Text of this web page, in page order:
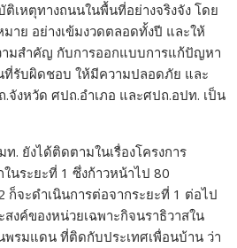
เหตุทางถนนในพื้นที่อย่างจริงจัง โดย
าย อย่างเข้มงวดตลอดทั้งปี และให้
มสำคัญ กับการออกแบบการแก้ปัญหา
ที่รับผิดชอบ ให้มีความปลอดภัย และ
งหวัด ศปถ.อำเภอ และศปถ.อปท. เป็น
. ยังได้ติดตามในเรื่องโครงการ
นระยะที่ 1 ซึ่งก้าวหน้าไป 80
ก็จะดำเนินการต่อจากระยะที่ 1 ต่อไป
งค์ของหน่วยเฉพาะกิจนราธิวาสใน
พรมแดน ที่ติดกับประเทศเพื่อนบ้าน ว่า